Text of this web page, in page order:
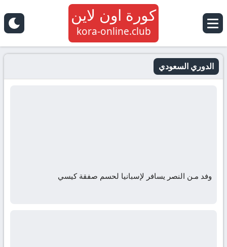
كورة اون لاين
kora-online.club
الدوري السعودي
وفد مـن النصر يسافر لإسبانيا لحسم صفقة كيسي